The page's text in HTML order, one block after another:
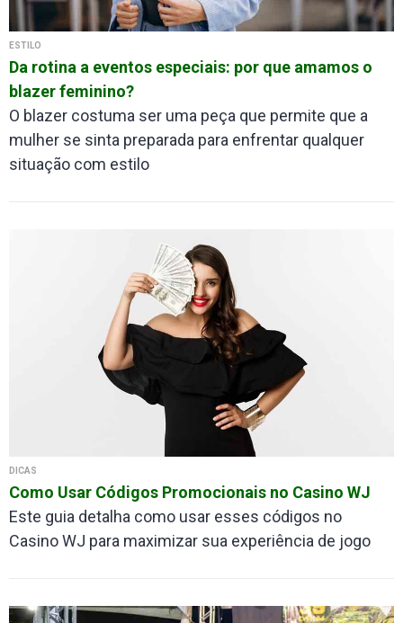
ESTILO
Da rotina a eventos especiais: por que amamos o
blazer feminino?
O blazer costuma ser uma peça que permite que a
mulher se sinta preparada para enfrentar qualquer
situação com estilo
DICAS
Como Usar Códigos Promocionais no Casino WJ
Este guia detalha como usar esses códigos no
Casino WJ para maximizar sua experiência de jogo